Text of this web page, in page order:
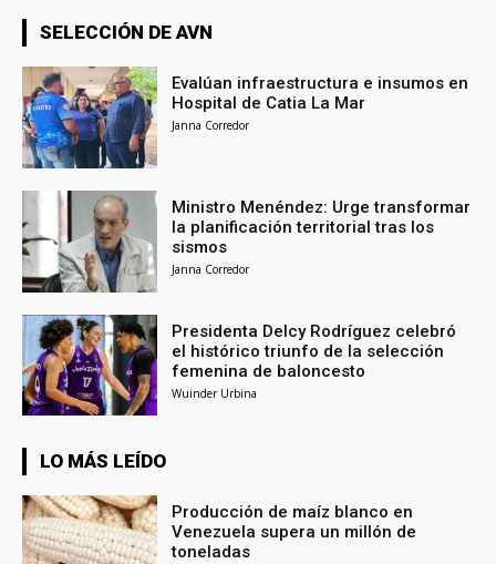
SELECCIÓN DE AVN
Evalúan infraestructura e insumos en
Hospital de Catia La Mar
Janna Corredor
Ministro Menéndez: Urge transformar
la planificación territorial tras los
sismos
Janna Corredor
Presidenta Delcy Rodríguez celebró
el histórico triunfo de la selección
femenina de baloncesto
Wuinder Urbina
LO MÁS LEÍDO
Producción de maíz blanco en
Venezuela supera un millón de
toneladas